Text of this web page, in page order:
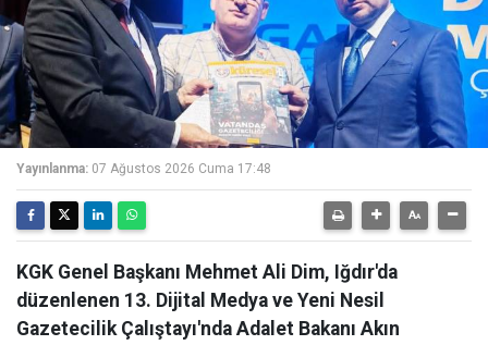
Yayınlanma: 07 Ağustos 2026 Cuma 17:48
KGK Genel Başkanı Mehmet Ali Dim, Iğdır'da
düzenlenen 13. Dijital Medya ve Yeni Nesil
Gazetecilik Çalıştayı'nda Adalet Bakanı Akın